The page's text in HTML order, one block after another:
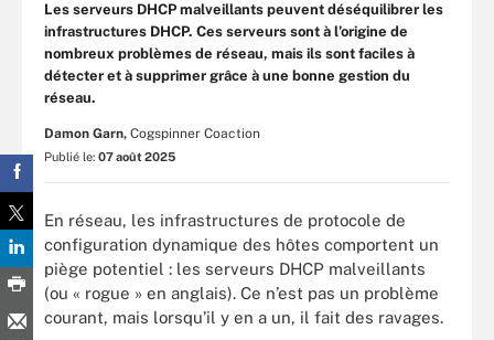
Les serveurs DHCP malveillants peuvent déséquilibrer les
infrastructures DHCP. Ces serveurs sont à l’origine de
nombreux problèmes de réseau, mais ils sont faciles à
détecter et à supprimer grâce à une bonne gestion du
réseau.
Damon Garn, Cogspinner Coaction
Publié le: 07 août 2025
En réseau, les infrastructures de protocole de
configuration dynamique des hôtes comportent un
piège potentiel : les serveurs DHCP malveillants
(ou « rogue » en anglais). Ce n’est pas un problème
courant, mais lorsqu’il y en a un, il fait des ravages.